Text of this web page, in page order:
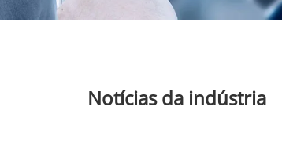
Notícias da indústria